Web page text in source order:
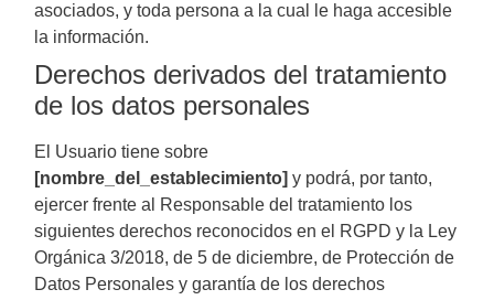
asociados, y toda persona a la cual le haga accesible
la información.
Derechos derivados del tratamiento
de los datos personales
El Usuario tiene sobre
[nombre_del_establecimiento] y podrá, por tanto,
ejercer frente al Responsable del tratamiento los
siguientes derechos reconocidos en el RGPD y la Ley
Orgánica 3/2018, de 5 de diciembre, de Protección de
Datos Personales y garantía de los derechos